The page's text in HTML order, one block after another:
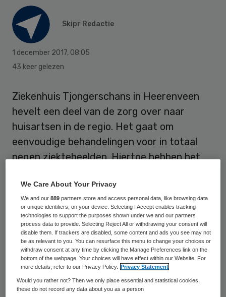
Skipr Redactie
1 december 2017, 08:05
43 keer gelezen
Ziekenhuis Tjongerschans in Heerenveen
hevelt een deel van de zorg over naar
huisartsen in de regio. Het gaat om
eenvoudige behandelingen voor in totaal
negen ziektebeelden. Hiertoe hebben het
regio en De Friesland Zorgverzekeraar een
samenwerkingsovereenkomst getekend, zo
meldt de Leeuwarder Courant.
In de nieuwe situatie verwijzen huisartsen
patiënten bij eenvoudige aandoeningen niet
langer direct door naar het ziekenhuis,
maar overleggen ze eerst met medisch
We Care About Your Privacy
We and our889 partners store and access personal data, like browsing data
or unique identifiers, on your device. Selecting I Accept enables tracking
technologies to support the purposes shown under we and our partners
process data to provide. Selecting Reject All or withdrawing your consent will
disable them. If trackers are disabled, some content and ads you see may not
be as relevant to you. You can resurface this menu to change your choices or
withdraw consent at any time by clicking the Manage Preferences link on the
bottom of the webpage. Your choices will have effect within our Website. For
more details, refer to our Privacy Policy.
Privacy Statement
Would you rather not? Then we only place essential and statistical cookies,
these do not record any data about you as a person